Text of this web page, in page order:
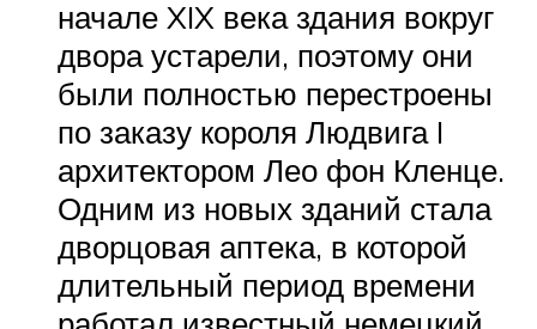
начале XIX века здания вокруг
двора устарели, поэтому они
были полностью перестроены
по заказу короля Людвига I
архитектором Лео фон Кленце.
Одним из новых зданий стала
дворцовая аптека, в которой
длительный период времени